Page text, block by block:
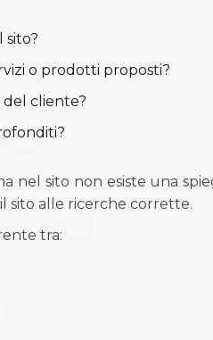
sito?
o prodotti proposti?
cliente?
nel sito non esiste una
sito alle ricerche corrette.
tra: